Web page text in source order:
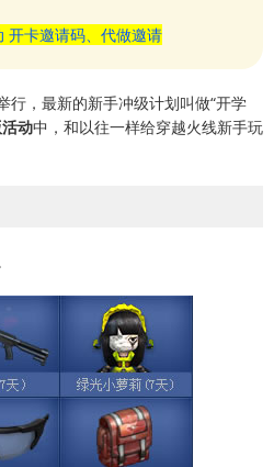
开卡邀请码、代做邀请
行，最新的新手冲级计划叫做“开学
动中，和以往一样给穿越火线新手玩